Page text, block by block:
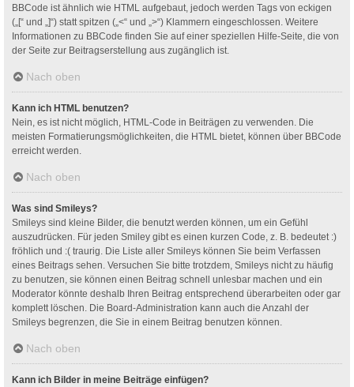
BBCode ist ähnlich wie HTML aufgebaut, jedoch werden Tags von eckigen
(„[“ und „]“) statt spitzen („<“ und „>“) Klammern eingeschlossen. Weitere
Informationen zu BBCode finden Sie auf einer speziellen Hilfe-Seite, die von
der Seite zur Beitragserstellung aus zugänglich ist.
Nach oben
Kann ich HTML benutzen?
Nein, es ist nicht möglich, HTML-Code in Beiträgen zu verwenden. Die
meisten Formatierungsmöglichkeiten, die HTML bietet, können über BBCode
erreicht werden.
Nach oben
Was sind Smileys?
Smileys sind kleine Bilder, die benutzt werden können, um ein Gefühl
auszudrücken. Für jeden Smiley gibt es einen kurzen Code, z. B. bedeutet :)
fröhlich und :( traurig. Die Liste aller Smileys können Sie beim Verfassen
eines Beitrags sehen. Versuchen Sie bitte trotzdem, Smileys nicht zu häufig
zu benutzen, sie können einen Beitrag schnell unlesbar machen und ein
Moderator könnte deshalb Ihren Beitrag entsprechend überarbeiten oder gar
komplett löschen. Die Board-Administration kann auch die Anzahl der
Smileys begrenzen, die Sie in einem Beitrag benutzen können.
Nach oben
Kann ich Bilder in meine Beiträge einfügen?